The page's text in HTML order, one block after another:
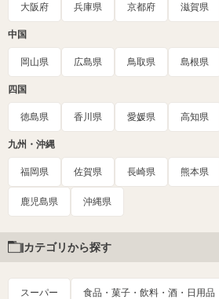
大阪府 兵庫県 京都府 滋賀県
中国
岡山県 広島県 鳥取県 島根県
四国
徳島県 香川県 愛媛県 高知県
九州・沖縄
福岡県 佐賀県 長崎県 熊本県
鹿児島県 沖縄県
カテゴリから探す
スーパー 食品・菓子・飲料・酒・日用品